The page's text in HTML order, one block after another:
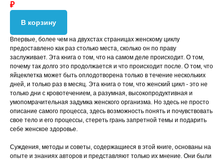
₽
В корзину
Впервые, более чем на двухстах страницах женскому циклу
предоставлено как раз столько места, сколько он по праву
заслуживает. Эта книга о том, что на самом деле происходит. О том,
почему так долго это продолжается и что происходит после. О том, что
яйцеклетка может быть оплодотворена только в течение нескольких
дней, и только раз в месяц. Эта книга о том, что женский цикл - это не
только дни с кровотечением, а разумная, высокопродуктивная и
умопомрачительная задумка женского организма. Но здесь не просто
описание самого процесса, здесь возможность понять и почувствовать
свое тело и его процессы, стереть грань запретной темы и подарить
себе женское здоровье.
Суждения, методы и советы, содержащиеся в этой книге, основаны на
опыте и знаниях авторов и представляют только их мнение. Они были